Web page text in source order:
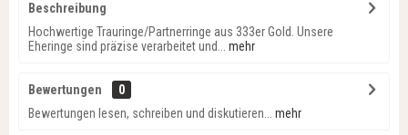
Beschreibung
Hochwertige Trauringe/Partnerringe aus 333er Gold. Unsere
Eheringe sind präzise verarbeitet und...
mehr
Bewertungen
0
Bewertungen lesen, schreiben und diskutieren...
mehr